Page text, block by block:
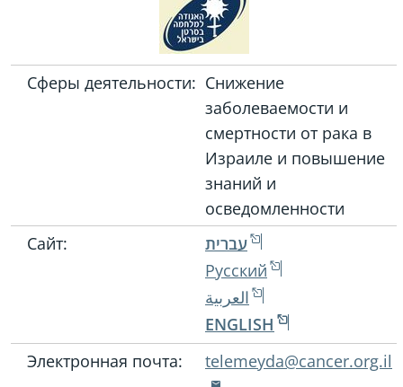
Сферы деятельности: Снижение
заболеваемости и
смертности от рака в
Израиле и повышение
знаний и
осведомленности
Сайт:
עברית
Русский
العربية
ENGLISH
Электронная почта:
telemeyda@cancer.org.il